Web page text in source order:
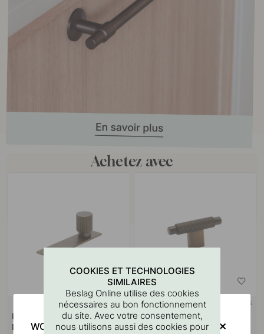
Achetez avec
+ COULEURS
Bouton Arpa/Plaque Arrière -
Laiton Antique
2 + COULEURS
Bouton T Arpa - Laiton Antique
COOKIES ET TECHNOLOGIES
SIMILAIRES
Beslag Online utilise des cookies
nécessaires au bon fonctionnement
du site. Avec votre consentement,
nous utilisons aussi des cookies pour
WOULD YOU RATHER VISIT?